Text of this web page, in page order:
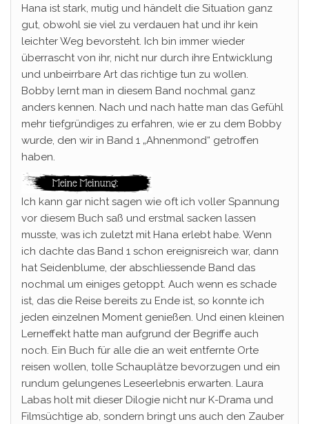
Hana ist stark, mutig und händelt die Situation ganz
gut, obwohl sie viel zu verdauen hat und ihr kein
leichter Weg bevorsteht. Ich bin immer wieder
überrascht von ihr, nicht nur durch ihre Entwicklung
und unbeirrbare Art das richtige tun zu wollen.
Bobby lernt man in diesem Band nochmal ganz
anders kennen. Nach und nach hatte man das Gefühl
mehr tiefgründiges zu erfahren, wie er zu dem Bobby
wurde, den wir in Band 1 „Ahnenmond“ getroffen
haben.
Ich kann gar nicht sagen wie oft ich voller Spannung
vor diesem Buch saß und erstmal sacken lassen
musste, was ich zuletzt mit Hana erlebt habe. Wenn
ich dachte das Band 1 schon ereignisreich war, dann
hat Seidenblume, der abschliessende Band das
nochmal um einiges getoppt. Auch wenn es schade
ist, das die Reise bereits zu Ende ist, so konnte ich
jeden einzelnen Moment genießen. Und einen kleinen
Lerneffekt hatte man aufgrund der Begriffe auch
noch. Ein Buch für alle die an weit entfernte Orte
reisen wollen, tolle Schauplätze bevorzugen und ein
rundum gelungenes Leseerlebnis erwarten. Laura
Labas holt mit dieser Dilogie nicht nur K-Drama und
Filmsüchtige ab, sondern bringt uns auch den Zauber